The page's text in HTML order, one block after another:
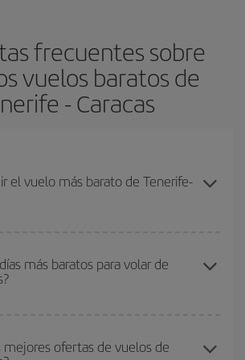
frecuentes sobre
vuelos baratos de
- Caracas
el vuelo más barato de Tenerife-
barato si evitas temporadas altas,
y puedes ser flexible con las fechas y
más baratos para volar de
en nuestro
buscador de vuelos
mejores ofertas de vuelos de